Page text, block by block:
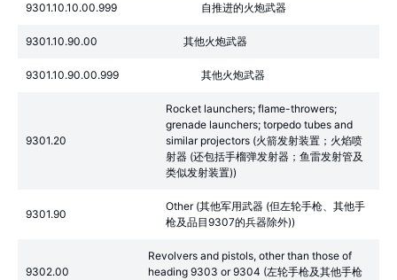
9301.10.10.00.999 自推进的火炮武器
9301.10.90.00 其他火炮武器
9301.10.90.00.999 其他火炮武器
9301.20
Rocket launchers; flame-throwers;
grenade launchers; torpedo tubes and
similar projectors (火箭发射装置；火焰喷
射器 (还包括手榴弹发射器；鱼雷发射管及
类似发射装置))
9301.90
Other (其他军用武器 (但左轮手枪、其他手
枪及品目9307的兵器除外))
9302.00
Revolvers and pistols, other than those of
heading 9303 or 9304 (左轮手枪及其他手枪